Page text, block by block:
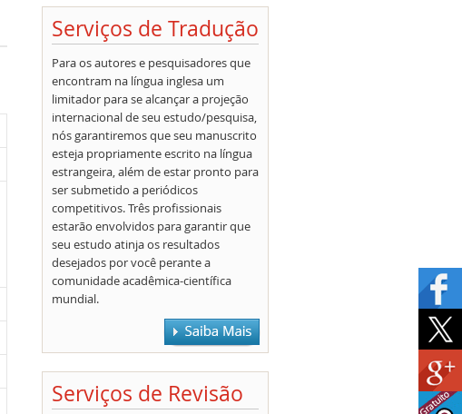
Serviços de Tradução
Para os autores e pesquisadores que
encontram na língua inglesa um
limitador para se alcançar a projeção
internacional de seu estudo/pesquisa,
nós garantiremos que seu manuscrito
esteja propriamente escrito na língua
estrangeira, além de estar pronto para
ser submetido a periódicos
competitivos. Três profissionais
estarão envolvidos para garantir que
seu estudo atinja os resultados
desejados por você perante a
comunidade acadêmica-científica
mundial.
Serviços de Revisão